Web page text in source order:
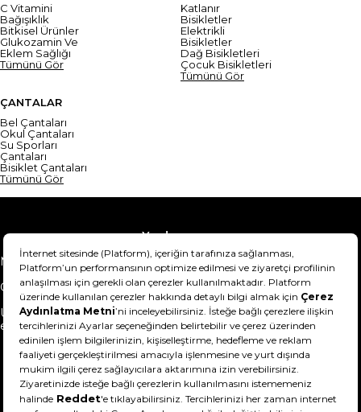
C Vitamini
Bağışıklık
Bitkisel Ürünler
Glukozamin Ve
Eklem Sağlığı
Tümünü Gör
Katlanır
Bisikletler
Elektrikli
Bisikletler
Dağ Bisikletleri
Çocuk Bisikletleri
Tümünü Gör
ÇANTALAR
Bel Çantaları
Okul Çantaları
Su Sporları
Çantaları
Bisiklet Çantaları
Tümünü Gör
Yardım
Mesafeli Satış Sözleşmesi
Teslimat Bilgisi
Gizlilik Sözleşmesi
Şartlar & Koşullar
Ürünümü nasıl iade
edebilirim?
Hakkımızda